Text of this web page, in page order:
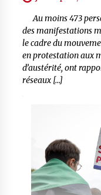
Au moins 473
des manifestations
le cadre du
en protestation aux
d’austérité, ont
réseaux […]